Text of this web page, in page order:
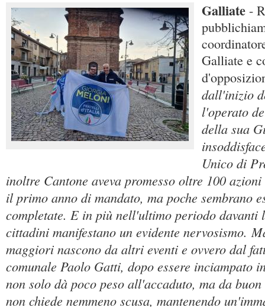
Galliate -
Galliate e
dall'inizio
l'operato
della sua
Unico di
inoltre Cantone aveva promesso oltre 100
il primo anno di mandato, ma poche sembrano
completate. E in più nell'ultimo periodo davanti
cittadini manifestano un evidente nervosismo.
maggiori nascono da altri eventi e ovvero dal
comunale Paolo Gatti, dopo essere inciampato
non solo dà poco peso all'accaduto, ma da
non chiede nemmeno scusa, mantenendo